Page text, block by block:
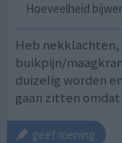
Hoeveelheid
Heb
buikpijn/
duizelig worden
gaan zitten
geef mening